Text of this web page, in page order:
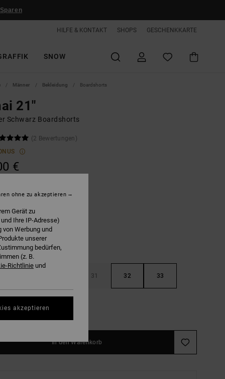
HILFE & KONTAKT SHOPS GESCHENKKARTE
SNOW
Männer Bekleidung Boardshorts
21"
Schwarz Boardshorts
(2 Bewertungen)
€
31 32 33
In den Warenkorb
Gerät zu
Ihre IP-Adresse)
Werbung und
unserer
bedürfen,
(z. B.
Richtlinie und
ohne zu akzeptieren
akzeptieren